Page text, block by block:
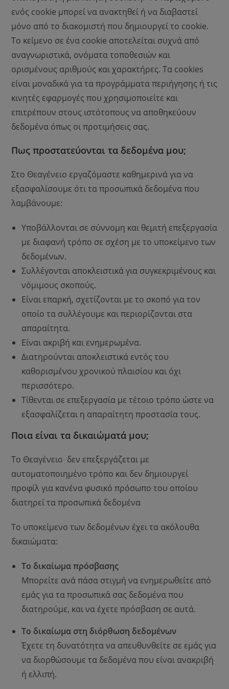
ενός cookie μπορεί να ανακτηθεί ή να διαβαστεί
μόνο από το διακομιστή που δημιουργεί το cookie.
Το κείμενο σε ένα cookie αποτελείται συχνά από
αναγνωριστικά, ονόματα τοποθεσιών και
ορισμένους αριθμούς και χαρακτήρες. Τα cookies
είναι μοναδικά για τα προγράμματα περιήγησης ή τις
κινητές εφαρμογές που χρησιμοποιείτε και
επιτρέπουν στους ιστότοπους να αποθηκεύουν
δεδομένα όπως οι προτιμήσεις σας.
Πως προστατεύονται τα δεδομένα μου;
Στο Θεαγένειο εργαζόμαστε καθημερινά για να
εξασφαλίσουμε ότι τα προσωπικά δεδομένα που
λαμβάνουμε:
Υποβάλλονται σε σύννομη και θεμιτή επεξεργασία
με διαφανή τρόπο σε σχέση με το υποκείμενο των
δεδομένων.
Συλλέγονται αποκλειστικά για συγκεκριμένους και
νόμιμους σκοπούς.
Είναι επαρκή, σχετίζονται με το σκοπό για τον
οποίο τα συλλέγουμε και περιορίζονται στα
απαραίτητα.
Είναι ακριβή και ενημερωμένα.
Διατηρούνται αποκλειστικά εντός του
καθορισμένου χρονικού πλαισίου και όχι
περισσότερο.
Τίθενται σε επεξεργασία με τέτοιο τρόπο ώστε να
εξασφαλίζεται η απαραίτητη προστασία τους.
Ποια είναι τα δικαιώματά μου;
Το Θεαγένειο δεν επεξεργάζεται με
αυτοματοποιημένο τρόπο και δεν δημιουργεί
προφίλ για κανένα φυσικό πρόσωπο του οποίου
διατηρεί τα προσωπικά δεδομένα
Το υποκείμενο των δεδομένων έχει τα ακόλουθα
δικαιώματα:
Το δικαίωμα πρόσβασης
Μπορείτε ανά πάσα στιγμή να ενημερωθείτε από
εμάς για τα προσωπικά σας δεδομένα που
διατηρούμε, και να έχετε πρόσβαση σε αυτά.
Το δικαίωμα στη διόρθωση δεδομένων
Έχετε τη δυνατότητα να απευθυνθείτε σε εμάς για
να διορθώσουμε τα δεδομένα που είναι ανακριβή
ή ελλιπή.